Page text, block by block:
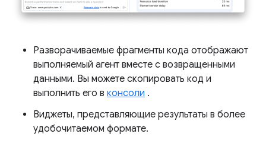
Разворачиваемые фрагменты кода отображают
выполняемый агент вместе с возвращенными
данными. Вы можете скопировать код и
выполнить его в консоли .
Виджеты, представляющие результаты в более
удобочитаемом формате.